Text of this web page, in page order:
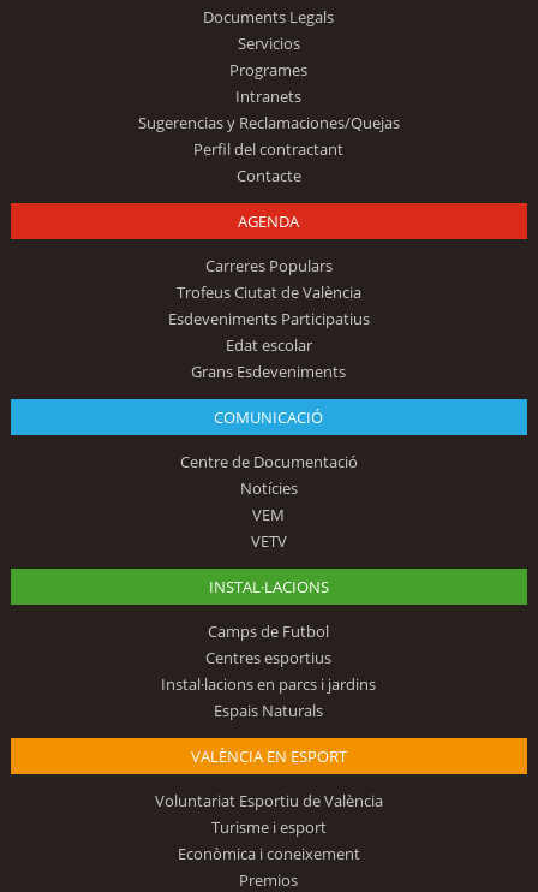
Documents Legals
Servicios
Programes
Intranets
Sugerencias y Reclamaciones/Quejas
Perfil del contractant
Contacte
AGENDA
Carreres Populars
Trofeus Ciutat de València
Esdeveniments Participatius
Edat escolar
Grans Esdeveniments
COMUNICACIÓ
Centre de Documentació
Notícies
VEM
VETV
INSTAL·LACIONS
Camps de Futbol
Centres esportius
Instal·lacions en parcs i jardins
Espais Naturals
VALÈNCIA EN ESPORT
Voluntariat Esportiu de València
Turisme i esport
Econòmica i coneixement
Premios